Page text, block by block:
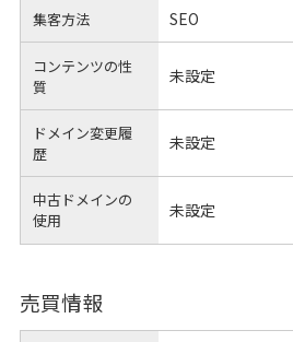
集客方法 SEO
コンテンツの性
質
未設定
ドメイン変更履
歴
未設定
中古ドメインの
使用
未設定
売買情報